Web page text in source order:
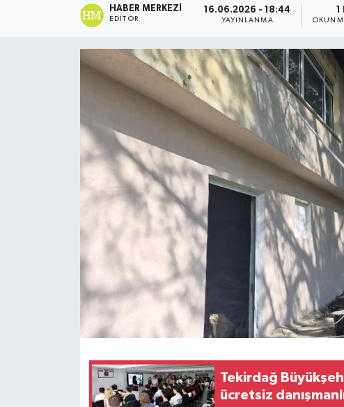
HABER MERKEZI
EDITÖR
16.06.2026 - 18:44
YAYINLANMA
Tekirdağ
ücretsiz